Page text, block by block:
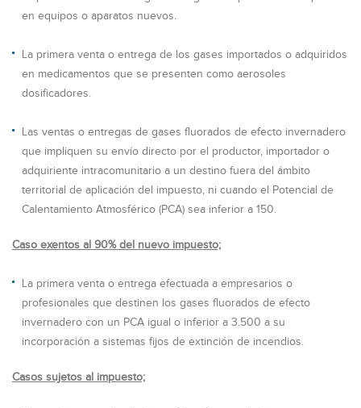
en equipos o aparatos nuevos.
La primera venta o entrega de los gases importados o adquiridos
en medicamentos que se presenten como aerosoles
dosificadores.
Las ventas o entregas de gases fluorados de efecto invernadero
que impliquen su envío directo por el productor, importador o
adquiriente intracomunitario a un destino fuera del ámbito
territorial de aplicación del impuesto, ni cuando el Potencial de
Calentamiento Atmosférico (PCA) sea inferior a 150.
Caso exentos al 90% del nuevo impuesto;
La primera venta o entrega efectuada a empresarios o
profesionales que destinen los gases fluorados de efecto
invernadero con un PCA igual o inferior a 3.500 a su
incorporación a sistemas fijos de extinción de incendios.
Casos sujetos al impuesto;